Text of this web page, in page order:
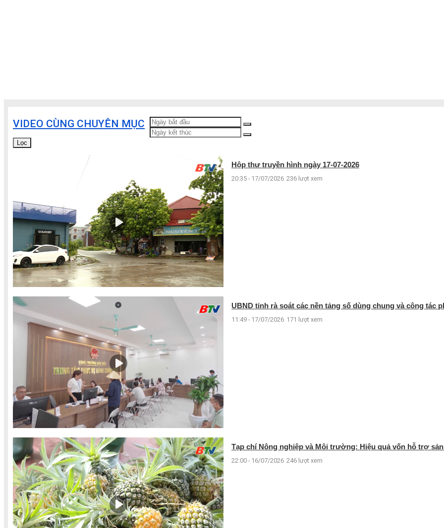
VIDEO CÙNG CHUYÊN MỤC
Lọc
Hộp thư truyền hình ngày 17-07-2026
20:35 - 17/07/2026 236 lượt xem
UBND tỉnh rà soát các nền tảng số dùng chung và công tác
11:49 - 17/07/2026 171 lượt xem
Tạp chí Nông nghiệp và Môi trường: Hiệu quả vốn hỗ trợ
22:00 - 16/07/2026 246 lượt xem